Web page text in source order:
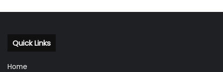
Quick Links
Home